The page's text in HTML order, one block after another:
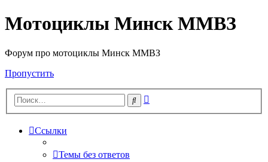
Мотоциклы Минск ММВЗ
Форум про мотоциклы Минск ММВЗ
Пропустить
Поиск
Ссылки
Темы без ответов